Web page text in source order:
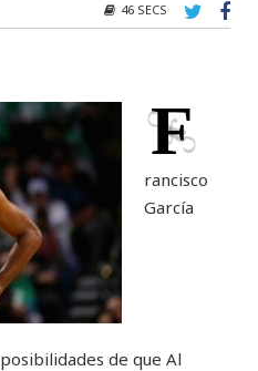
46 SECS
F
rancisco
García
de que Al